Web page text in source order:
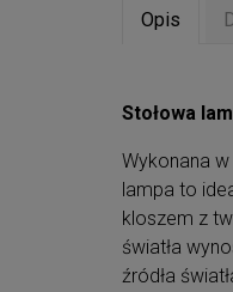
Opis
Stołowa
Wykonana
lampa to
kloszem z
światła
źródła